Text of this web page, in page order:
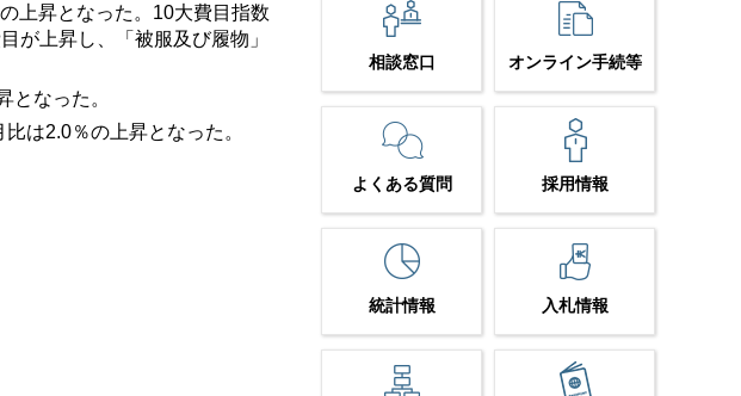
上昇となった。10大費目指数
が上昇し、「被服及び履物」
となった。
は2.0％の上昇となった。
相談窓口 オンライン手続等
よくある質問 採用情報
統計情報 入札情報